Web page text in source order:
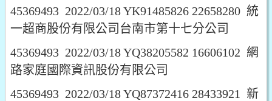
45369493 2022/03/18 YK91485826 22658280 統
一超商股份有限公司台南市第十七分公司
45369493 2022/03/18 YQ38205582 16606102 網
路家庭國際資訊股份有限公司
45369493 2022/03/18 YQ87372416 28433921 新